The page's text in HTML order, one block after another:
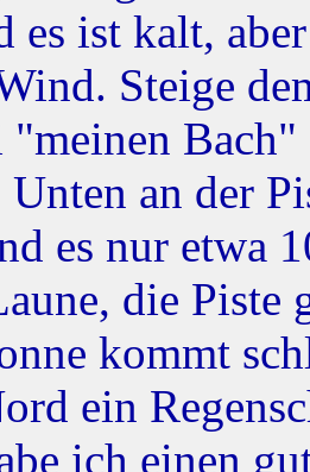
es ist kalt,
Steige
"meinen
an der
es nur etwa
die Piste
kommt
ein
ich einen